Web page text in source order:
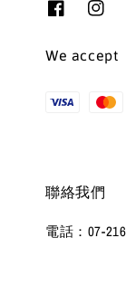
We accept
聯絡我們
電話：07-